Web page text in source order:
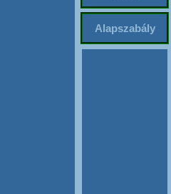
Alapszabály